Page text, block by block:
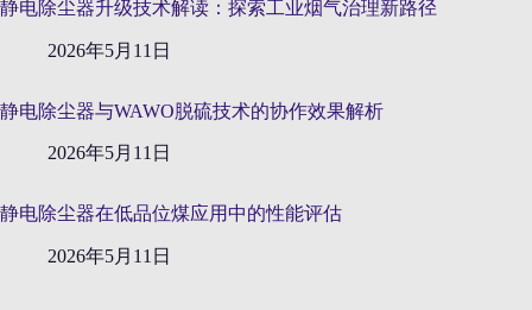
静电除尘器升级技术解读：探索工业烟气治理新路径
2026年5月11日
静电除尘器与WAWO脱硫技术的协作效果解析
2026年5月11日
静电除尘器在低品位煤应用中的性能评估
2026年5月11日